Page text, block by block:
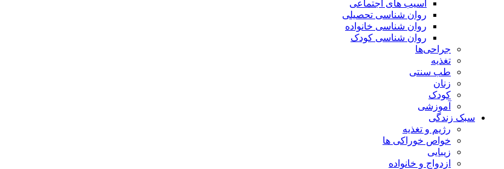
آسیب های اجتماعی
روان شناسی تحصیلی
روان شناسی خانواده
روان شناسی کودک
جراحی‌ها
تغذیه
طب سنتی
زنان
کودک
آموزشی
سبک زندگی
رژیم و تغذیه
خواص خوراکی ها
زیبایی
ازدواج و خانواده